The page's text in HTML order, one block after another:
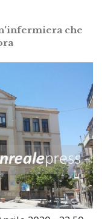
che
2020 - 22:50